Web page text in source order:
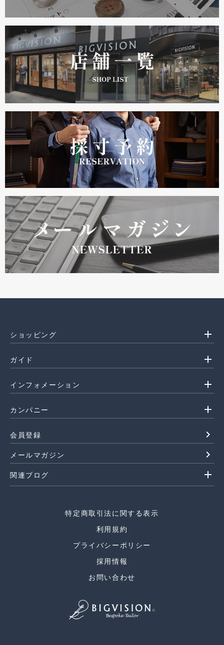
ショッピング add
ガイド add
インフォメーション add
カンパニー add
会員登録 navigate_next
メールマガジン navigate_next
関連ブログ add
特定商取引法に関する表示
利用規約
プライバシーポリシー
採用情報
お問い合わせ